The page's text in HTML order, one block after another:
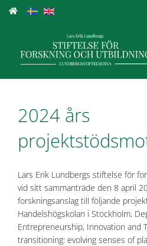
Fortsätt
2024 års
Lars Erik Lundbergs stiftelse för
vid sitt sammanträde den 8 april
forskningsanslag till följande
Handelshögskolan i Stockholm,
Entrepreneurship, Innovation and
transitioning: evolving senses of